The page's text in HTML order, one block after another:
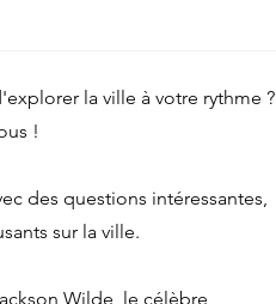
la ville à votre rythme ?
!
des questions intéressantes,
sur la ville.
Wilde, le célèbre